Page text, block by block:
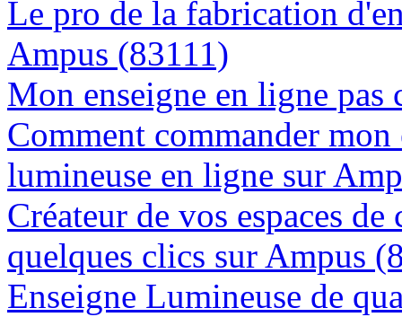
Le pro de la fabrication
Ampus (83111)
Mon enseigne en ligne pas
Comment commander
lumineuse en ligne sur
Créateur de vos espaces
quelques clics sur Ampus
Enseigne Lumineuse de